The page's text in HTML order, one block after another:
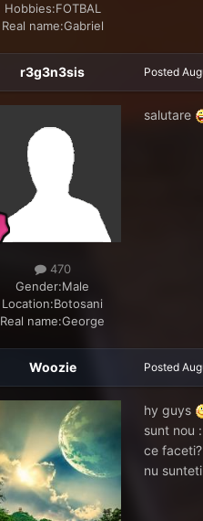
Hobbies:FOTBAL
Real name:Gabriel
r3g3n3sis
470
Gender:Male
Location:Botosani
Real name:George
Posted
salutare
Woozie Posted
hy guys
sunt nou
ce faceti?
nu